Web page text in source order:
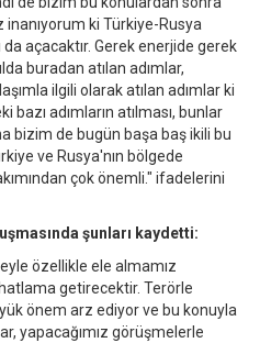
ki Türkiye-Rusya
açacaktır. Gerek enerjide gerek
buradan atılan adımlar,
ilgili olarak atılan adımlar ki
adımların atılması, bunlar
bizim de bugün başa baş ikili bu
ve Rusya'nın bölgede
çok önemli." ifadelerini
şunları kaydetti:
özellikle ele almamız
getirecektir. Terörle
önem arz ediyor ve bu konuyla
yapacağımız görüşmelerle